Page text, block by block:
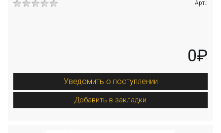
Арт.:
0₽
Уведомить о поступлении
Добавить в закладки